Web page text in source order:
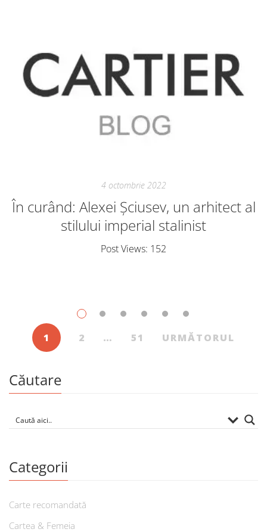
4 octombrie 2022
În curând: Alexei Șciusev, un arhitect al
stilului imperial stalinist
Post Views: 152
1 2 … 51 URMĂTORUL
Căutare
Categorii
Carte recomandată
Cartea & Femeia